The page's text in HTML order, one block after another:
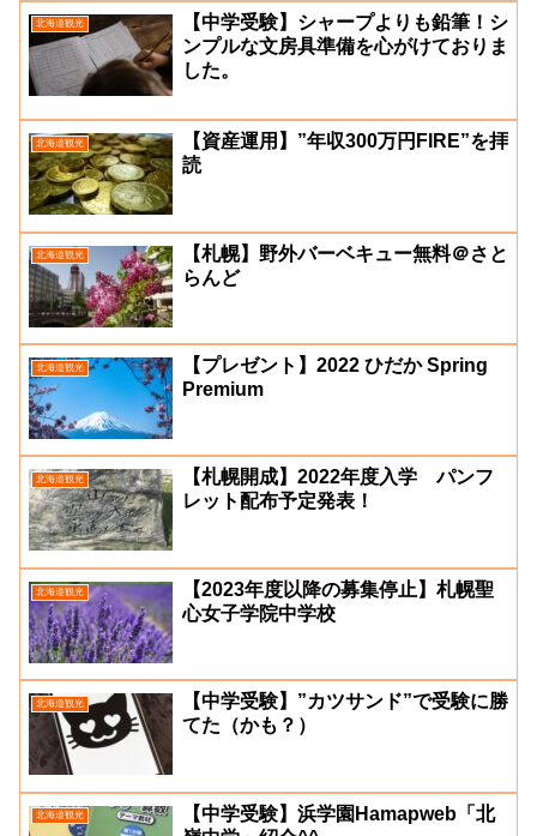
北海道観光
【中学受験】シャープよりも鉛筆！シ
ンプルな文房具準備を心がけておりま
した。
北海道観光
【資産運用】”年収300万円FIRE”を拝
読
北海道観光
【札幌】野外バーベキュー無料＠さと
らんど
北海道観光
【プレゼント】2022 ひだか Spring
Premium
北海道観光
【札幌開成】2022年度入学 パンフ
レット配布予定発表！
北海道観光
【2023年度以降の募集停止】札幌聖
心女子学院中学校
北海道観光
【中学受験】”カツサンド”で受験に勝
てた（かも？）
北海道観光
【中学受験】浜学園Hamapweb「北